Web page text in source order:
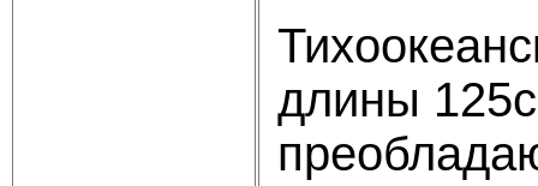
длины